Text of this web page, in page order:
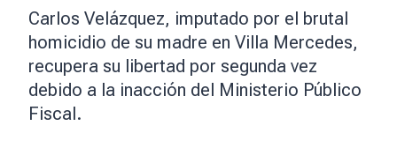
Carlos Velázquez, imputado por el brutal
homicidio de su madre en Villa Mercedes,
recupera su libertad por segunda vez
debido a la inacción del Ministerio Público
Fiscal.